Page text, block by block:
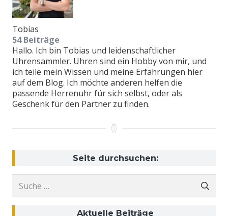
Tobias
54 Beiträge
Hallo. Ich bin Tobias und leidenschaftlicher
Uhrensammler. Uhren sind ein Hobby von mir, und
ich teile mein Wissen und meine Erfahrungen hier
auf dem Blog. Ich möchte anderen helfen die
passende Herrenuhr für sich selbst, oder als
Geschenk für den Partner zu finden.
Seite durchsuchen:
nach:
Aktuelle Beiträge